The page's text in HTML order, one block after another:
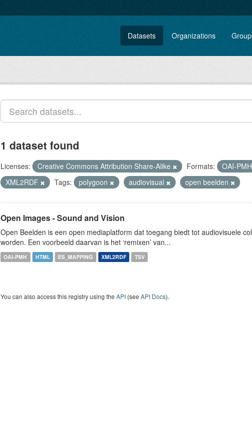
Datasets Organizations
1 dataset found
Licenses: Creative Commons Attribution Share-Alike Formats:
OAI-PMH
XML2RDF
Tags: polygoon audiovisual open beelden
Open Images - Sound and Vision
Open Beelden is een open mediaplatform dat toegang biedt tot audiovisuele
worden. Een voorbeeld daarvan is het ‘remixen’ van...
OAI-PMH HTML ES_MAPPING XML2RDF TSV
You can also access this registry using the API (see API Docs).